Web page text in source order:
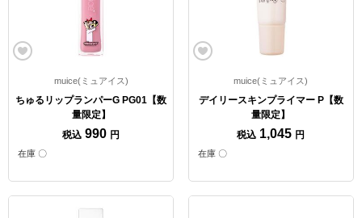
muice(ミュアイス)
ちゅるリップランパーG PG01【数
量限定】
税込 990 円
在庫 〇
muice(ミュアイス)
デイリースキンプライマー P【数
量限定】
税込 1,045 円
在庫 〇